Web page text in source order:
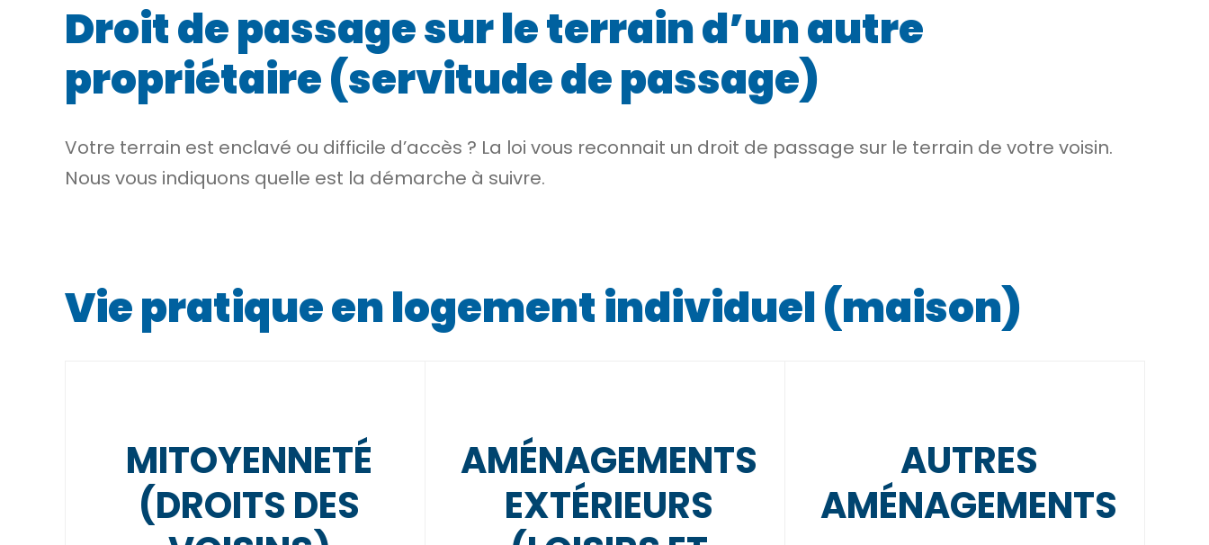
Droit de passage sur le terrain d’un autre
propriétaire (servitude de passage)
Votre terrain est enclavé ou difficile d’accès ? La loi vous reconnait un droit de passage sur le terrain de votre voisin.
Nous vous indiquons quelle est la démarche à suivre.
Vie pratique en logement individuel (maison)
MITOYENNETÉ
(DROITS DES
AMÉNAGEMENTS
EXTÉRIEURS
AUTRES
AMÉNAGEMENTS